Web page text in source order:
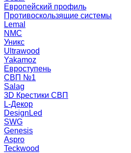
Европейский профиль
Противоскользящие системы
Lemal
NMC
Уникс
Ultrawood
Yakamoz
Евроступень
СВП №1
Salag
3D Крестики СВП
L-Декор
DesignLed
SWG
Genesis
Aspro
Teckwood